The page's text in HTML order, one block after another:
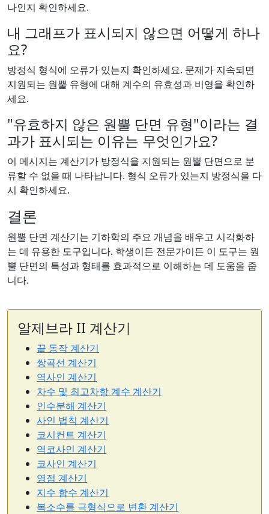
나인지 확인하세요.
내 그래프가 표시되지 않으면 어떻게 하나
요?
방정식 형식에 오류가 있는지 확인하세요. 문제가 지속되면
지원되는 원뿔 유형에 대해 계수의 유효성과 비영을 확인하
세요.
"유효하지 않은 원뿔 단면 유형"이라는 결
과가 표시되는 이유는 무엇인가요?
이 메시지는 계산기가 방정식을 지원되는 원뿔 단면으로 분
류할 수 없을 때 나타납니다. 형식 오류가 있는지 방정식을 다
시 확인하세요.
결론
원뿔 단면 계산기는 기하학의 주요 개념을 배우고 시각화하
는 데 유용한 도구입니다. 학생이든 전문가이든 이 도구는 원
뿔 단면의 특성과 형태를 효과적으로 이해하는 데 도움을 줍
니다.
알제브라 II 계산기
끝 동작 계산기
쌍곡선 계산기
역사인 계산기
차수 및 최고차항 계수 계산기
인수분해 계산기
사인 법칙 계산기
코시컨트 계산기
역코사인 계산기
코사인 계산기
영점 계산기
지수 함수 계산기
복소수를 극형식으로 변환 계산기